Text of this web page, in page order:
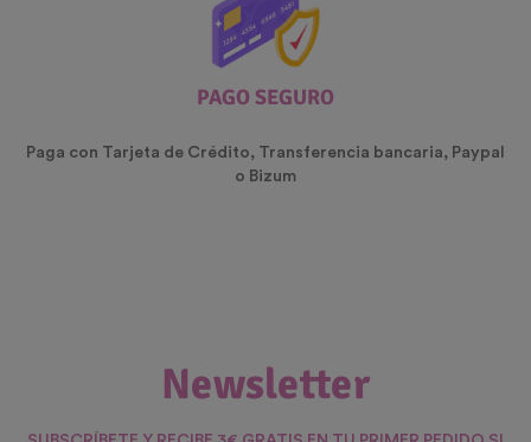
PAGO SEGURO
Paga con Tarjeta de Crédito, Transferencia bancaria, Paypal
o Bizum
Newsletter